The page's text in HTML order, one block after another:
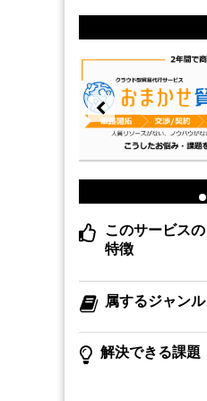
このサービスの
特徴
属するジャンル
解決できる課題